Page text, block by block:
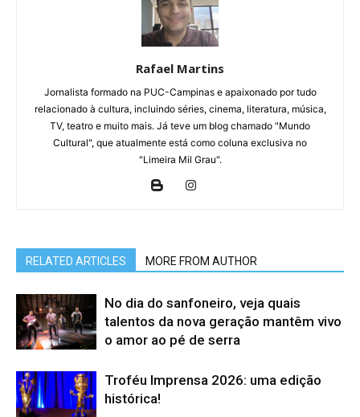
Rafael Martins
Jornalista formado na PUC-Campinas e apaixonado por tudo
relacionado à cultura, incluindo séries, cinema, literatura, música,
TV, teatro e muito mais. Já teve um blog chamado "Mundo
Cultural", que atualmente está como coluna exclusiva no
"Limeira Mil Grau".
RELATED ARTICLES MORE FROM AUTHOR
No dia do sanfoneiro, veja quais
talentos da nova geração mantêm vivo
o amor ao pé de serra
Troféu Imprensa 2026: uma edição
histórica!